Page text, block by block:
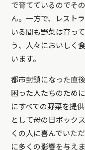
で育てているのでそ
ん。一方で、レスト
いる間も野菜は育っ
う、人々においしく
います。
都市封鎖になった直
困った人たちのため
にすべての野菜を提
として母の日ボック
くの人に喜んでいた
に多くの影響を与え